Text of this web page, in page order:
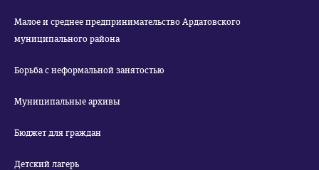
Малое и среднее предпринимательство Ардатовского
муниципального района
Борьба с неформальной занятостью
Муниципальные архивы
Бюджет для граждан
Детский лагерь